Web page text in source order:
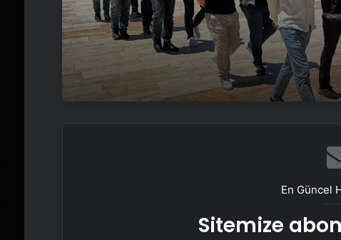
En Güncel
Sitemize